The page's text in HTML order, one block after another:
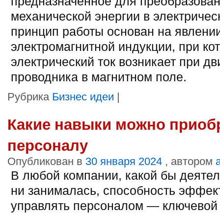
механической энергии в
принцип работы основан на
электромагнитной индукции, при
электрический ток возникает при
проводника в магнитном поле.
Рубрика Бизнес идеи |
Какие навыки можно
персоналу
Опубликован в 30 января 2024 , автором
В любой компании, какой бы
ни занималась, способность
управлять персоналом —